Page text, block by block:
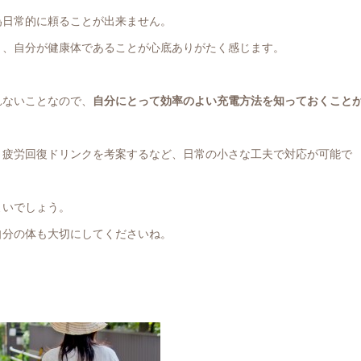
常的に頼ることが出来ません。
自分が健康体であることが心底ありがたく感じます。
いことなので、 自分にとって効率のよい充電方法を知っておくこと
労回復ドリンクを考案するなど、日常の小さな工夫で対応が可能で
でしょう。
の体も大切にしてくださいね。